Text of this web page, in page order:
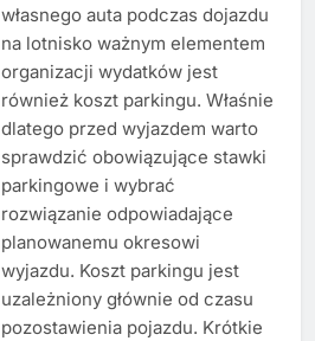
własnego auta podczas dojazdu
na lotnisko ważnym elementem
organizacji wydatków jest
również koszt parkingu. Właśnie
dlatego przed wyjazdem warto
sprawdzić obowiązujące stawki
parkingowe i wybrać
rozwiązanie odpowiadające
planowanemu okresowi
wyjazdu. Koszt parkingu jest
uzależniony głównie od czasu
pozostawienia pojazdu. Krótkie